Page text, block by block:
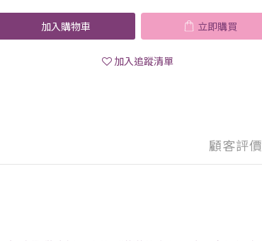
加入購物車 立即購買
加入追蹤清單
顧客評價